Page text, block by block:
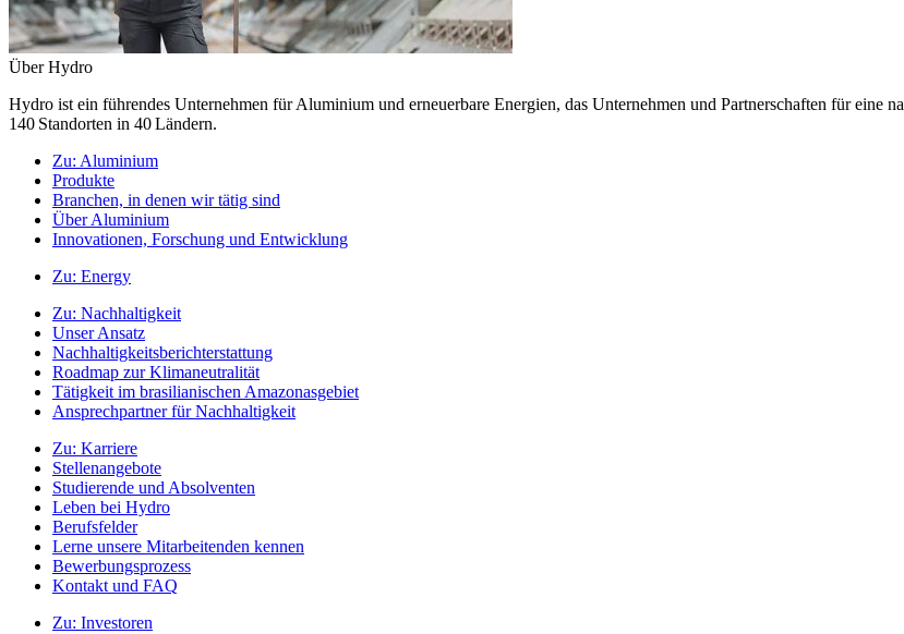
Über Hydro
Hydro ist ein führendes Unternehmen für Aluminium und erneuerbare Energien, das Unternehmen und Partnerschaften für eine
140 Standorten in 40 Ländern.
Zu: Aluminium
Produkte
Branchen, in denen wir tätig sind
Über Aluminium
Innovationen, Forschung und Entwicklung
Zu: Energy
Zu: Nachhaltigkeit
Unser Ansatz
Nachhaltigkeitsberichterstattung
Roadmap zur Klimaneutralität
Tätigkeit im brasilianischen Amazonasgebiet
Ansprechpartner für Nachhaltigkeit
Zu: Karriere
Stellenangebote
Studierende und Absolventen
Leben bei Hydro
Berufsfelder
Lerne unsere Mitarbeitenden kennen
Bewerbungsprozess
Kontakt und FAQ
Zu: Investoren